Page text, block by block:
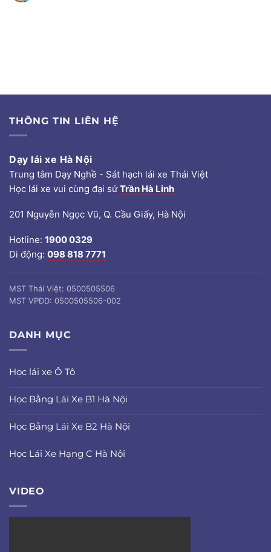
THÔNG TIN LIÊN HỆ
Dạy lái xe Hà Nội
Trung tâm Dạy Nghề - Sát hạch lái xe Thái Việt
Học lái xe vui cùng đại sứTrần Hà Linh
201 Nguyễn Ngọc Vũ, Q. Cầu Giấy, Hà Nội
Hotline: 1900 0329
Di động: 098 818 7771
MST Thái Việt: 0500505506
MST VPĐD: 0500505506-002
DANH MỤC
Học lái xe Ô Tô
Học Bằng Lái Xe B1 Hà Nội
Học Bằng Lái Xe B2 Hà Nội
Học Lái Xe Hạng C Hà Nội
VIDEO